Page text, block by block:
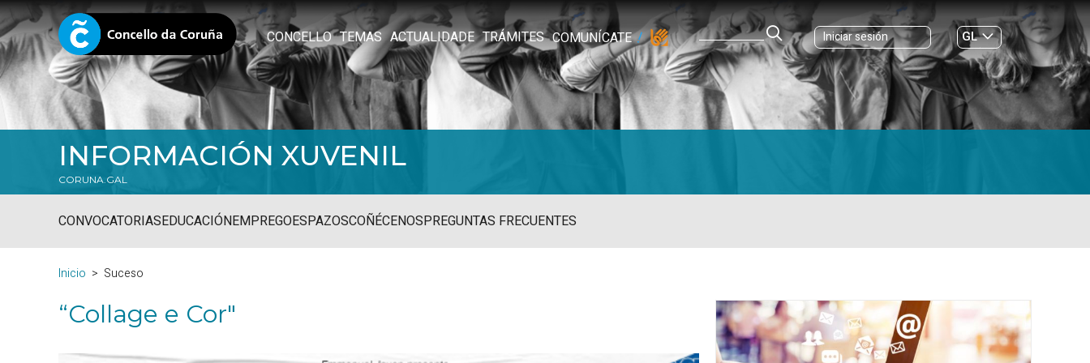
CONCELLO TEMAS ACTUALIDADE TRÁMITES COMUNÍCATE Iniciar sesión
GL
ES|
INFORMACIÓN XUVENIL
CORUNA.GAL
CONVOCATORIASEDUCACIÓNEMPREGOESPAZOSCOÑÉCENOSPREGUNTAS FRECUENTES
Inicio Suceso
“Collage e Cor"